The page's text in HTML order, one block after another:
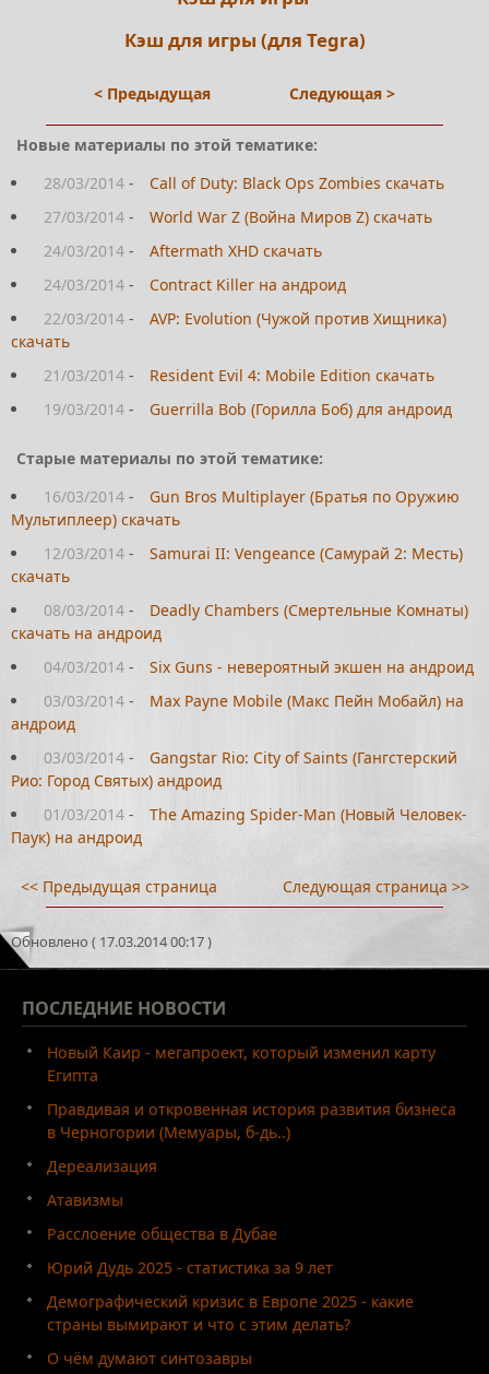
Кэш для игры (для Tegra)
< Предыдущая Следующая >
Новые материалы по этой тематике:
28/03/2014 -
Call of Duty: Black Ops Zombies скачать
27/03/2014 -
World War Z (Война Миров Z) скачать
24/03/2014 -
Aftermath XHD скачать
24/03/2014 -
Contract Killer на андроид
22/03/2014 -
AVP: Evolution (Чужой против Хищника)
скачать
21/03/2014 -
Resident Evil 4: Mobile Edition скачать
19/03/2014 - Guerrilla Bob (Горилла Боб) для андроид
Старые материалы по этой тематике:
16/03/2014 -
Gun Bros Multiplayer (Братья по Оружию
Мультиплеер) скачать
12/03/2014 -
Samurai II: Vengeance (Самурай 2: Месть)
скачать
08/03/2014 -
Deadly Chambers (Смертельные Комнаты)
скачать на андроид
04/03/2014 -
Six Guns - невероятный экшен на андроид
03/03/2014 -
Max Payne Mobile (Макс Пейн Мобайл) на
андроид
03/03/2014 -
Gangstar Rio: City of Saints (Гангстерский
Рио: Город Святых) андроид
01/03/2014 -
The Amazing Spider-Man (Новый Человек-
Паук) на андроид
<< Предыдущая страница Следующая страница >>
Обновлено ( 17.03.2014 00:17 )
ПОСЛЕДНИЕ НОВОСТИ
Новый Каир - мегапроект, который изменил карту
Египта
Правдивая и откровенная история развития бизнеса
в Черногории (Мемуары, б-дь..)
Дереализация
Атавизмы
Расслоение общества в Дубае
Юрий Дудь 2025 - статистика за 9 лет
Демографический кризис в Европе 2025 - какие
страны вымирают и что с этим делать?
О чём думают синтозавры